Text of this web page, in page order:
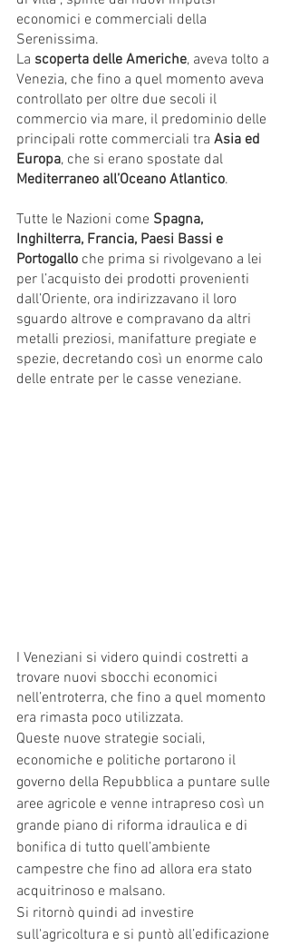
economici e commerciali della
Serenissima.
La scoperta delle Americhe, aveva tolto a
Venezia, che fino a quel momento aveva
controllato per oltre due secoli il
commercio via mare, il predominio delle
principali rotte commerciali tra Asia ed
Europa, che si erano spostate dal
Mediterraneo all’Oceano Atlantico.
Tutte le Nazioni come Spagna,
Inghilterra, Francia, Paesi Bassi e
Portogallo che prima si rivolgevano a lei
per l’acquisto dei prodotti provenienti
dall’Oriente, ora indirizzavano il loro
sguardo altrove e compravano da altri
metalli preziosi, manifatture pregiate e
spezie, decretando così un enorme calo
delle entrate per le casse veneziane.
I Veneziani si videro quindi costretti a
trovare nuovi sbocchi economici
nell’entroterra, che fino a quel momento
era rimasta poco utilizzata.
Queste nuove strategie sociali,
economiche e politiche portarono il
governo della Repubblica a puntare sulle
aree agricole e venne intrapreso così un
grande piano di riforma idraulica e di
bonifica di tutto quell’ambiente
campestre che fino ad allora era stato
acquitrinoso e malsano.
Si ritornò quindi ad investire
sull'agricoltura e si puntò all’edificazione